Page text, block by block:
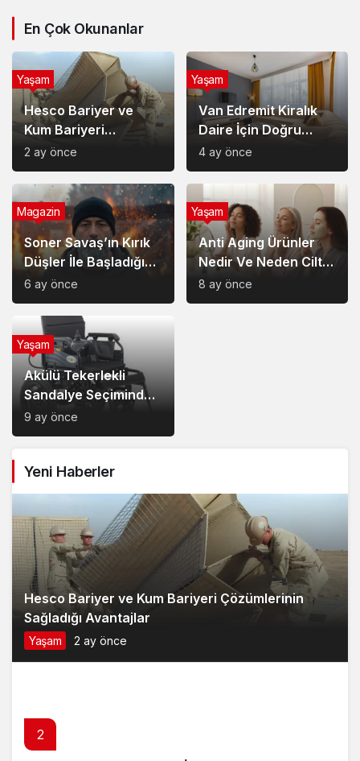
En Çok Okunanlar
Hesco Bariyer ve
Kum Bariyeri
Çözümlerinin
Sağladığı Avantajlar
2 ay önce
Yaşam
Van Edremit Kiralık
Daire İçin Doğru
Semt Nasıl Seçilir?
4 ay önce
Yaşam
Soner Savaş’ın Kırık
Düşler İle Başladığı
Müzik Serüveni
6 ay önce
Magazin
Anti Aging Ürünler
Nedir Ve Neden Cilt
Bakımında Temel Bir
Yerdedir?
8 ay önce
Yaşam
Akülü Tekerlekli
Sandalye Seçiminde
Dikkat Edilecek
Noktalar: Konfor,
Model Tercihi
9 ay önce
Yaşam
Yeni Haberler
Hesco Bariyer ve Kum Bariyeri Çözümlerinin
Sağladığı Avantajlar
Yaşam 2 ay önce
2